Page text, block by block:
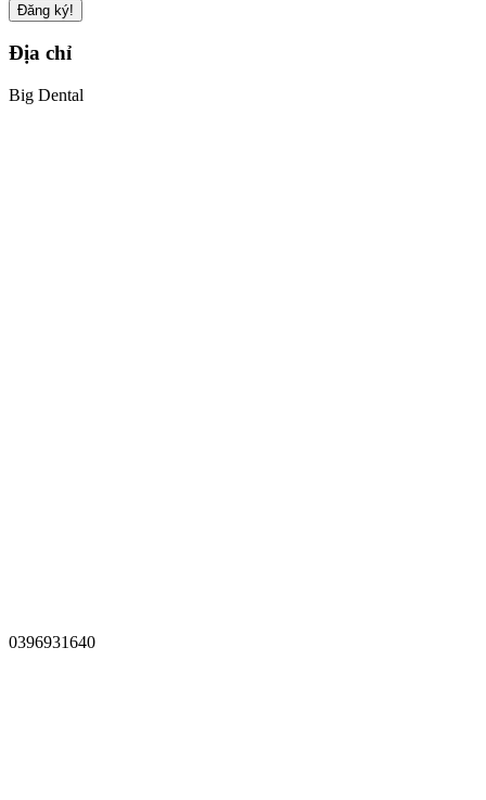
Đăng ký!
Địa chỉ
Big Dental
0396931640